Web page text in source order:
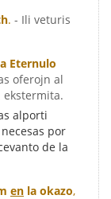
. - Ili veturis
Eternulo
oferojn al
ekstermita.
alporti
necesas por
de la
en la okazo,